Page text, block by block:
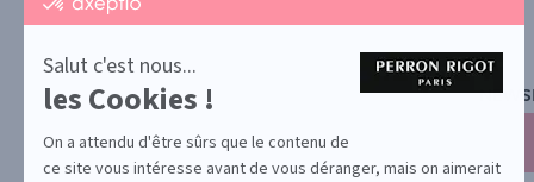
-
En
savoir
plus
sur
Axeptio
Salut c'est nous...
les Cookies !
On a attendu d'être sûrs que le contenu de
ce site vous intéresse avant de vous déranger, mais on aimerait